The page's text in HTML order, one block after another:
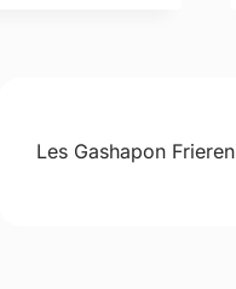
Les Gashapon Frieren